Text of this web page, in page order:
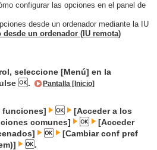
configurar las opciones en el panel de
desde un ordenador mediante la IU
un ordenador (IU remota)
seleccione [Menú] en la
. Pantalla [Inicio]
funciones]
[Acceder a los
comunes]
[Acceder
[Cambiar conf pref
.